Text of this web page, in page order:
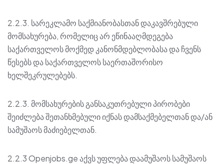
2.2.3. სარეკლამო საქმიანობასთან დაკავშრებული
მომსახურება, რომელიც არ ეწინააღმდეგება
საქართველოს მოქმედ კანონმდებლობასა და ჩვენს
წესებს და საქართველოს საერთაშორისო
ხელშეკრულებებს.
2.2.3. მომსახურების განსაკუთრებული პირობები
შეიძლება შეთანხმებული იქნას დამსაქმებელთან და/ან
სამუშაოს მაძიებელთან.
2.2.3 Openjobs.ge აქვს უფლება დაამუშაოს სამუშაოს